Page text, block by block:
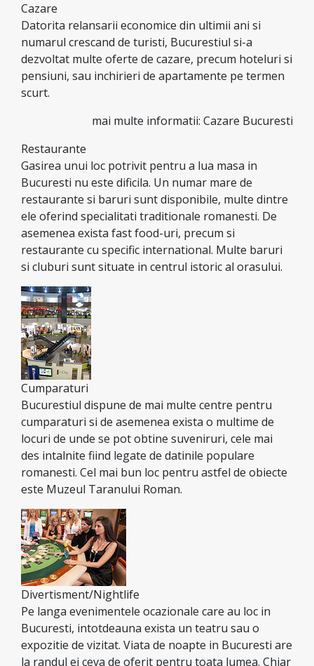
Cazare
Datorita relansarii economice din ultimii ani si
numarul crescand de turisti, Bucurestiul si-a
dezvoltat multe oferte de cazare, precum hoteluri si
pensiuni, sau inchirieri de apartamente pe termen
scurt.
mai multe informatii: Cazare Bucuresti
Restaurante
Gasirea unui loc potrivit pentru a lua masa in
Bucuresti nu este dificila. Un numar mare de
restaurante si baruri sunt disponibile, multe dintre
ele oferind specialitati traditionale romanesti. De
asemenea exista fast food-uri, precum si
restaurante cu specific international. Multe baruri
si cluburi sunt situate in centrul istoric al orasului.
Cumparaturi
Bucurestiul dispune de mai multe centre pentru
cumparaturi si de asemenea exista o multime de
locuri de unde se pot obtine suveniruri, cele mai
des intalnite fiind legate de datinile populare
romanesti. Cel mai bun loc pentru astfel de obiecte
este Muzeul Taranului Roman.
Divertisment/Nightlife
Pe langa evenimentele ocazionale care au loc in
Bucuresti, intotdeauna exista un teatru sau o
expozitie de vizitat. Viata de noapte in Bucuresti are
la randul ei ceva de oferit pentru toata lumea. Chiar